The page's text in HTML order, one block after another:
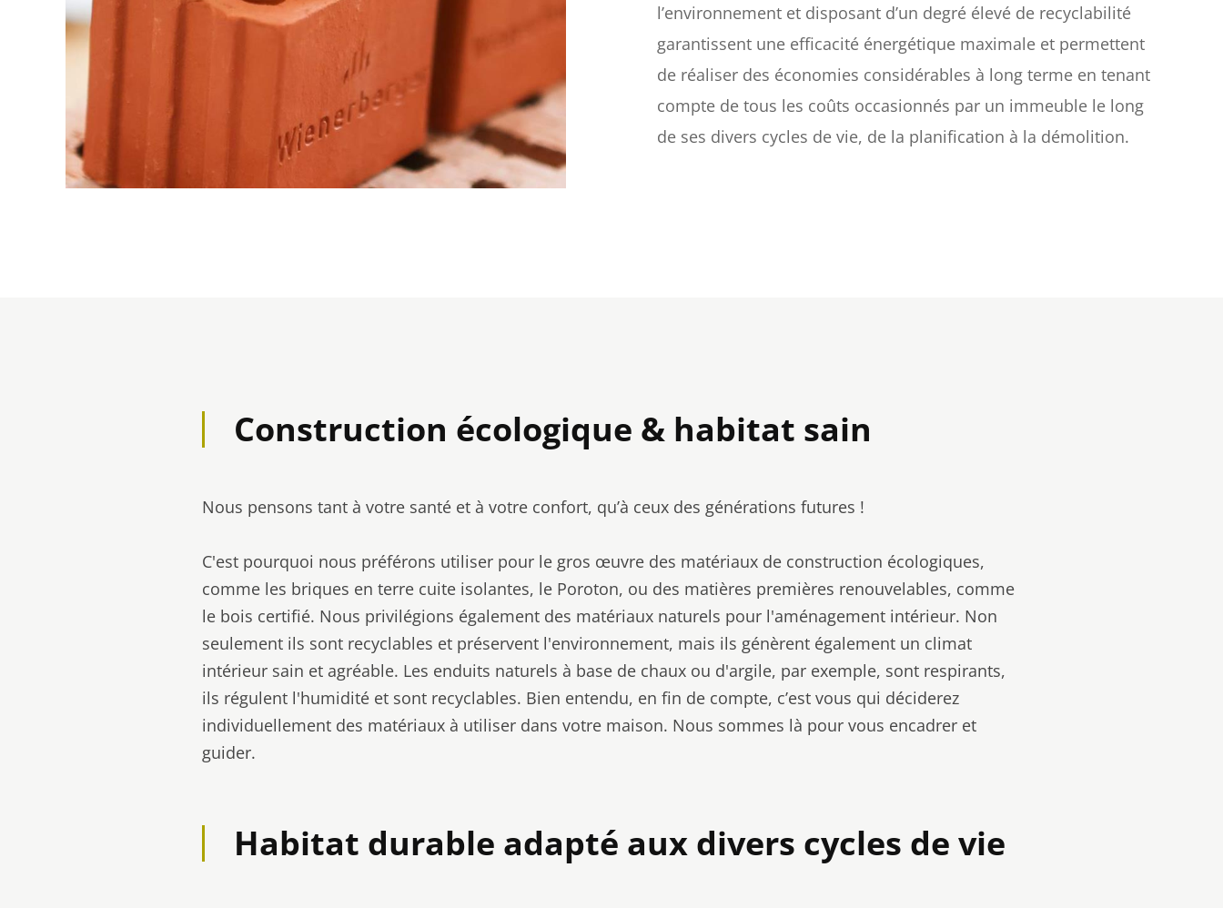
l’environnement et disposant d’un degré élevé de recyclabilité
garantissent une efficacité énergétique maximale et permettent
de réaliser des économies considérables à long terme en tenant
compte de tous les coûts occasionnés par un immeuble le long
de ses divers cycles de vie, de la planification à la démolition.
Construction écologique & habitat sain
Nous pensons tant à votre santé et à votre confort, qu’à ceux des générations futures !
C'est pourquoi nous préférons utiliser pour le gros œuvre des matériaux de construction écologiques,
comme les briques en terre cuite isolantes, le Poroton, ou des matières premières renouvelables, comme
le bois certifié. Nous privilégions également des matériaux naturels pour l'aménagement intérieur. Non
seulement ils sont recyclables et préservent l'environnement, mais ils génèrent également un climat
intérieur sain et agréable. Les enduits naturels à base de chaux ou d'argile, par exemple, sont respirants,
ils régulent l'humidité et sont recyclables. Bien entendu, en fin de compte, c’est vous qui déciderez
individuellement des matériaux à utiliser dans votre maison. Nous sommes là pour vous encadrer et
guider.
Habitat durable adapté aux divers cycles de vie